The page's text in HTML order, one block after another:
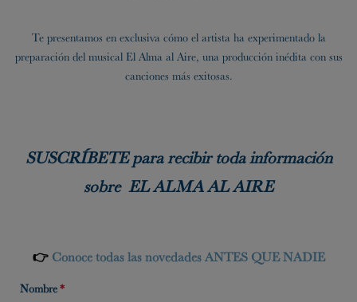
Te presentamos en exclusiva cómo el artista ha experimentado la
preparación del musical El Alma al Aire, una producción inédita con sus
canciones más exitosas.
SUSCRÍBETE para recibir toda información
sobre EL ALMA AL AIRE
👉 Conoce todas las novedadesANTES QUE NADIE
Nombre*